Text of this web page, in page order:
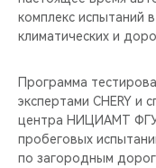
комплекс испытаний
климатических и
Программа
экспертами CHERY и
центра НИЦИАМТ
пробеговых
по загородным